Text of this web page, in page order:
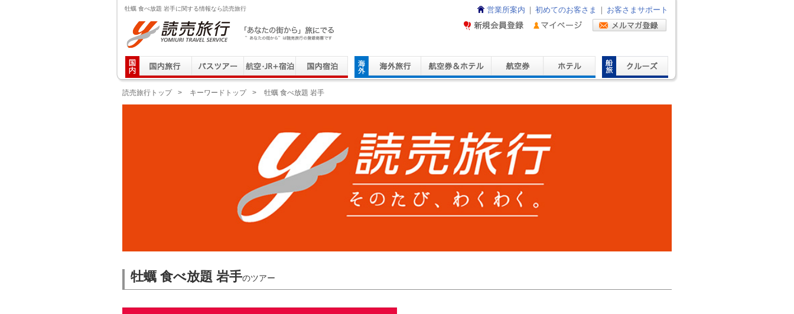
牡蠣 食べ放題 岩手に関する情報なら読売旅行
読売旅行 「あなたの街から」旅にでる｜Yomiuri Travel Service
営業所案内 初めてのお客さま お客さまサポート
読売旅行トップ > キーワードトップ > 牡蠣 食べ放題 岩手
牡蠣 食べ放題 岩手のツアー